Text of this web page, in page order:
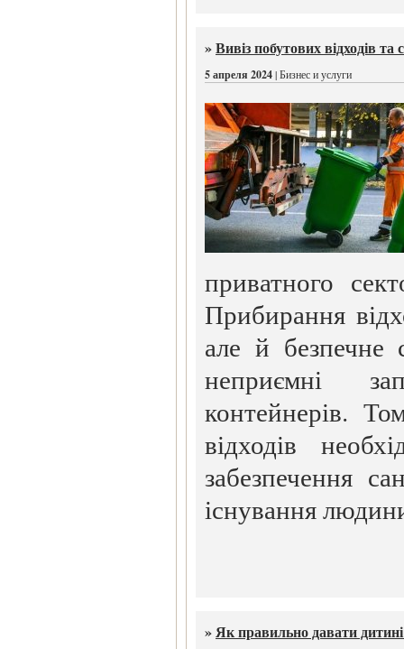
»Вивіз побутових відходів та
5 апреля 2024| Бизнес и услуги
приватного
Прибирання
але й безпечне
неприємні
контейнерів.
відходів
забезпечення
існування
»Як правильно давати